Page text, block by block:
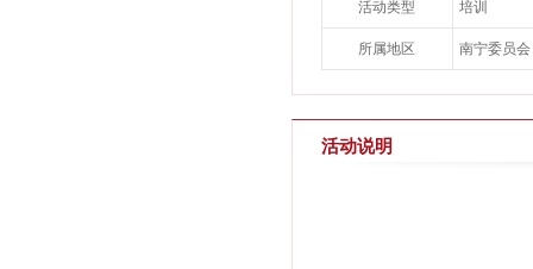
活动类型 培训
所属地区 南宁委员会
活动说明